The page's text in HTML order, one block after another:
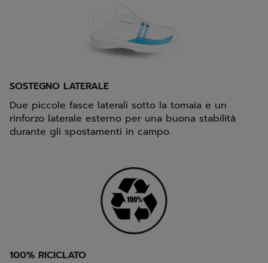
SOSTEGNO LATERALE
Due piccole fasce laterali sotto la tomaia e un
rinforzo laterale esterno per una buona stabilità
durante gli spostamenti in campo.
100% RICICLATO